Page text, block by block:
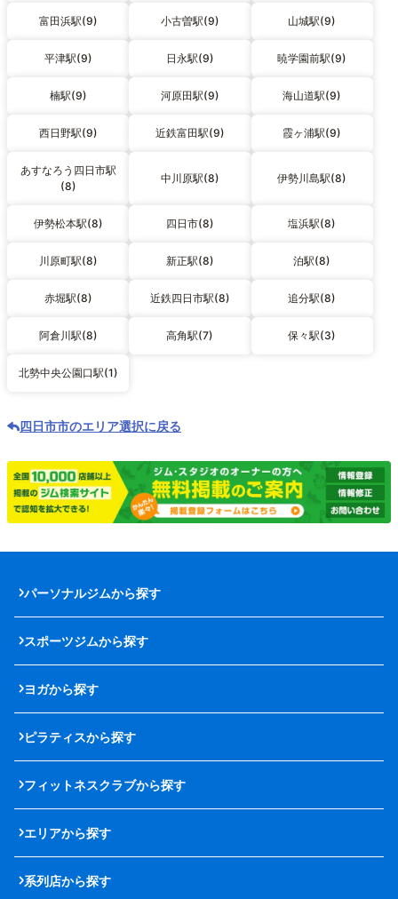
富田浜駅(9) 小古曽駅(9) 山城駅(9)
平津駅(9) 日永駅(9) 暁学園前駅(9)
楠駅(9) 河原田駅(9) 海山道駅(9)
西日野駅(9) 近鉄富田駅(9) 霞ヶ浦駅(9)
あすなろう四日市駅
(8)
中川原駅(8) 伊勢川島駅(8)
伊勢松本駅(8) 四日市(8) 塩浜駅(8)
川原町駅(8) 新正駅(8) 泊駅(8)
赤堀駅(8) 近鉄四日市駅(8) 追分駅(8)
阿倉川駅(8) 高角駅(7) 保々駅(3)
北勢中央公園口駅(1)
四日市市のエリア選択に戻る
パーソナルジムから探す
スポーツジムから探す
ヨガから探す
ピラティスから探す
フィットネスクラブから探す
エリアから探す
系列店から探す